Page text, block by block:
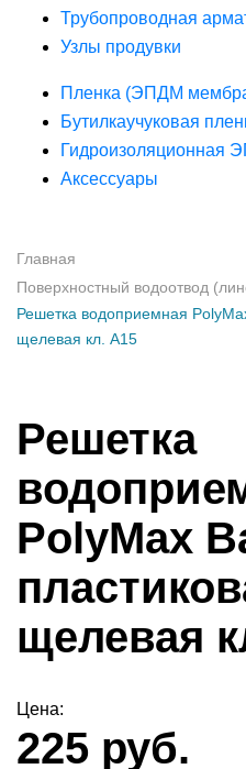
Трубопроводная
Узлы продувки
Пленка (ЭПДМ
Бутилкаучуковая
Гидроизоляционная
Аксессуары
Главная
Поверхностный водоотвод
Решетка водоприемная
щелевая кл. А15
Решетка
PolyMax
щелевая
Цена:
225 руб.